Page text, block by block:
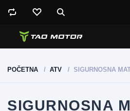
POČETNA ATV SIGURNOSNA
SIGURNOSNA